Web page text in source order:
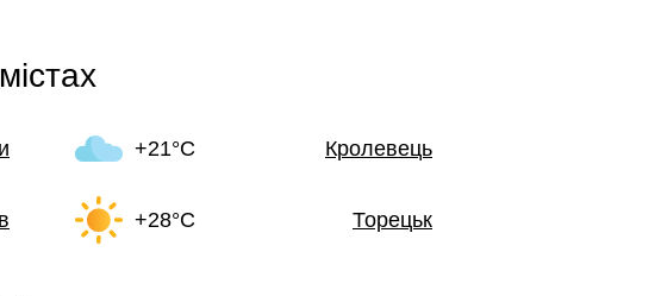
+21°C Кролевець
+28°C Торецьк